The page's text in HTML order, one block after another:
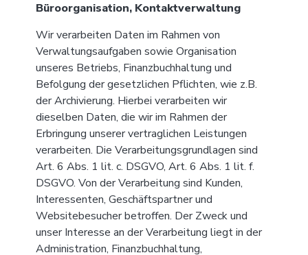
Büroorganisation, Kontaktverwaltung
Wir verarbeiten Daten im Rahmen von
Verwaltungsaufgaben sowie Organisation
unseres Betriebs, Finanzbuchhaltung und
Befolgung der gesetzlichen Pflichten, wie z.B.
der Archivierung. Hierbei verarbeiten wir
dieselben Daten, die wir im Rahmen der
Erbringung unserer vertraglichen Leistungen
verarbeiten. Die Verarbeitungsgrundlagen sind
Art. 6 Abs. 1 lit. c. DSGVO, Art. 6 Abs. 1 lit. f.
DSGVO. Von der Verarbeitung sind Kunden,
Interessenten, Geschäftspartner und
Websitebesucher betroffen. Der Zweck und
unser Interesse an der Verarbeitung liegt in der
Administration, Finanzbuchhaltung,